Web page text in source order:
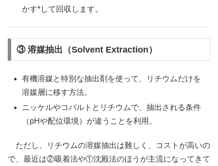
かす*して回収します。
③ 溶媒抽出（Solvent Extraction）
有機溶媒と特別な抽出剤を使って、リチウムだけを
溶媒層に移す方法。
ニッケルやコバルトとリチウムで、抽出される条件
（pHや配位環境）が違うことを利用。
ただし、リチウムの溶媒抽出は難しく、コストが高いの
で、最近は②吸着法や①沈殿法のほうが主流になってきて